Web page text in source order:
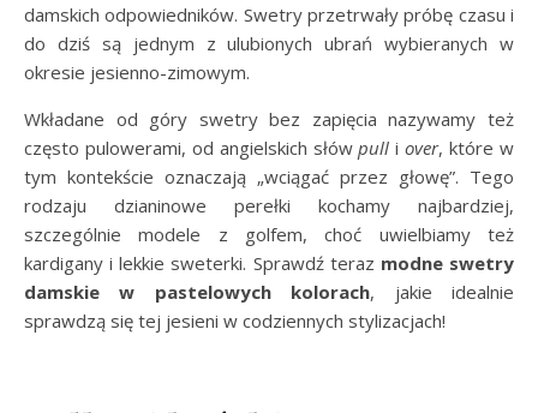
damskich odpowiedników. Swetry przetrwały próbę czasu i
do dziś są jednym z ulubionych ubrań wybieranych w
okresie jesienno-zimowym.
Wkładane od góry swetry bez zapięcia nazywamy też
często pulowerami, od angielskich słówpull iover, które w
tym kontekście oznaczają „wciągać przez głowę”. Tego
rodzaju dzianinowe perełki kochamy najbardziej,
szczególnie modele z golfem, choć uwielbiamy też
kardigany i lekkie sweterki. Sprawdź teraz modne swetry
damskie w pastelowych kolorach, jakie idealnie
sprawdzą się tej jesieni w codziennych stylizacjach!